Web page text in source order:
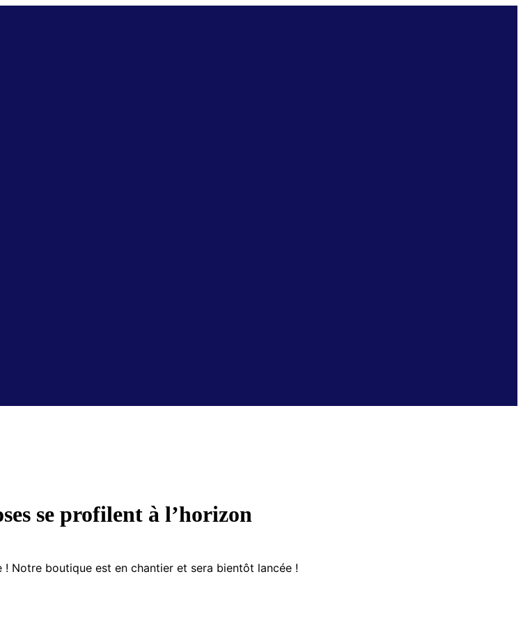
se profilent à l’horizon
! Notre boutique est en chantier et sera bientôt lancée !